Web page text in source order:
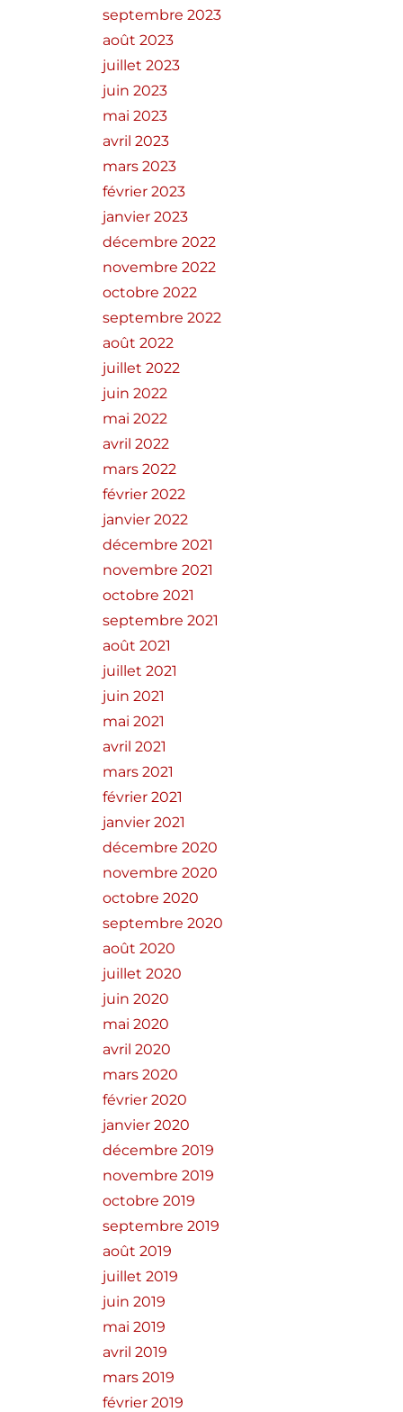
septembre 2023
août 2023
juillet 2023
juin 2023
mai 2023
avril 2023
mars 2023
février 2023
janvier 2023
décembre 2022
novembre 2022
octobre 2022
septembre 2022
août 2022
juillet 2022
juin 2022
mai 2022
avril 2022
mars 2022
février 2022
janvier 2022
décembre 2021
novembre 2021
octobre 2021
septembre 2021
août 2021
juillet 2021
juin 2021
mai 2021
avril 2021
mars 2021
février 2021
janvier 2021
décembre 2020
novembre 2020
octobre 2020
septembre 2020
août 2020
juillet 2020
juin 2020
mai 2020
avril 2020
mars 2020
février 2020
janvier 2020
décembre 2019
novembre 2019
octobre 2019
septembre 2019
août 2019
juillet 2019
juin 2019
mai 2019
avril 2019
mars 2019
février 2019